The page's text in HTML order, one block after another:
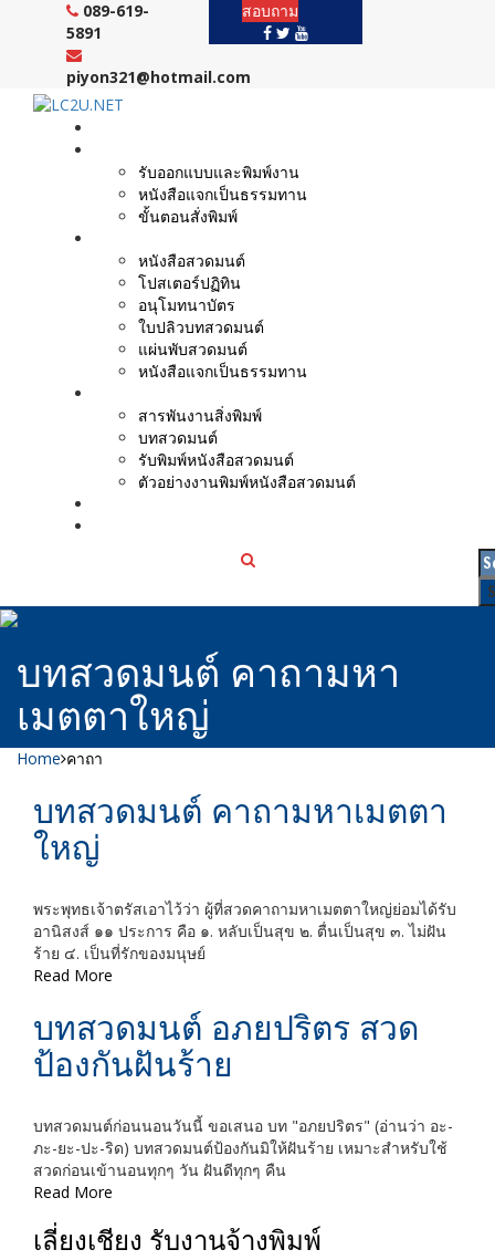
089-619-
5891
piyon321@hotmail.com
สอบถาม
รับออกแบบและพิมพ์งาน
หนังสือแจกเป็นธรรมทาน
ขั้นตอนสั่งพิมพ์
หนังสือสวดมนต์
โปสเตอร์ปฏิทิน
อนุโมทนาบัตร
ใบปลิวบทสวดมนต์
แผ่นพับสวดมนต์
หนังสือแจกเป็นธรรมทาน
สารพันงานสิ่งพิมพ์
บทสวดมนต์
รับพิมพ์หนังสือสวดมนต์
ตัวอย่างงานพิมพ์หนังสือสวดมนต์
บทสวดมนต์ คาถามหา
เมตตาใหญ่
Home คาถา
บทสวดมนต์ คาถามหาเมตตา
ใหญ่
พระพุทธเจ้าตรัสเอาไว้ว่า ผู้ที่สวดคาถามหาเมตตาใหญ่ย่อมได้รับ
อานิสงส์ ๑๑ ประการ คือ ๑. หลับเป็นสุข ๒. ตื่นเป็นสุข ๓. ไม่ฝัน
ร้าย ๔. เป็นที่รักของมนุษย์
Read More
บทสวดมนต์ อภยปริตร สวด
ป้องกันฝันร้าย
บทสวดมนต์ก่อนนอนวันนี้ ขอเสนอ บท "อภยปริตร" (อ่านว่า อะ-
ภะ-ยะ-ปะ-ริด) บทสวดมนต์ป้องกันมิให้ฝันร้าย เหมาะสำหรับใช้
สวดก่อนเข้านอนทุกๆ วัน ฝันดีทุกๆ คืน
Read More
เลี่ยงเชียง รับงานจ้างพิมพ์